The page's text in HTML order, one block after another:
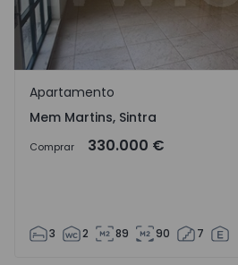
Mem Martins, Sintra
Apartamento
Mem Martins, Sintra
Comprar 330.000 €
3 2 89 90 7